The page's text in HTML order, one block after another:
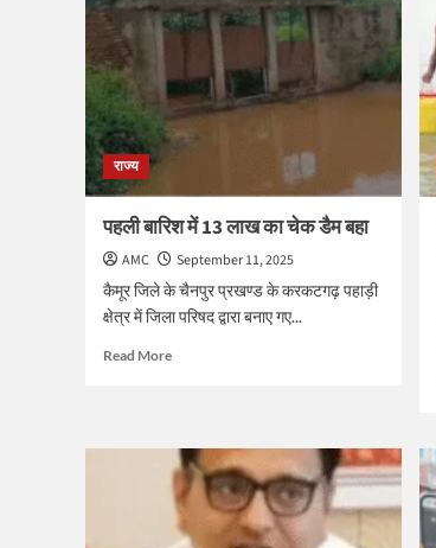
प्रभा
भंडारी
दिल्ली-
ग्वालियर
में
बेनामी
सीबीआई
की
नजर
राज्य
पहली बारिश में 13 लाख का चेक डैम बहा
AMC
September 11, 2025
कैमूर जिले के चैनपुर प्रखण्ड के करकटगढ़ पहाड़ी
क्षेत्र में जिला परिषद द्वारा बनाए गए...
Read MoreRead
में
13
लाख
का